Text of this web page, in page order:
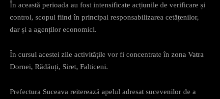
În această perioada au fost intensificate acțiunile de verificare și
control, scopul fiind în principal responsabilizarea cetățenilor,
dar și a agenților economici.
În cursul acestei zile activitățile vor fi concentrate în zona Vatra
Dornei, Rădăuți, Siret, Falticeni.
Prefectura Suceava reiterează apelul adresat sucevenilor de a